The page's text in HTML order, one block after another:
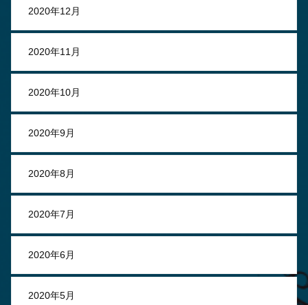
2020年12月
2020年11月
2020年10月
2020年9月
2020年8月
2020年7月
2020年6月
2020年5月